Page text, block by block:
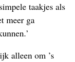
taakjes als
meer ga
alleen om ’s